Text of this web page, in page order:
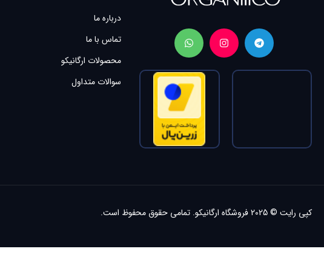
درباره ما
تماس با ما
محصولات ارگانیکو
سوالات متداول
کپی رایت © 2025 فروشگاه ارگانیکو. تمامی حقوق محفوظ است.